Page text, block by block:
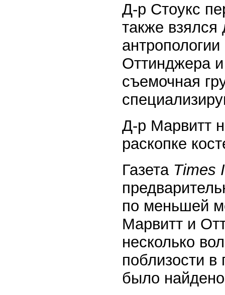
Д-р Стоукс
также
Оттинджера
съемочная
Д-р Марвитт
раскопке
ГазетаTimes
по меньшей
Марвитт и
несколько
поблизости в
было